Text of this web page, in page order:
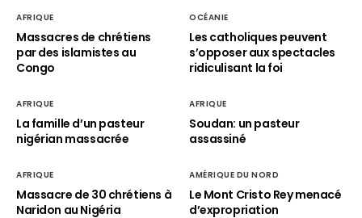
AFRIQUE
Massacres de chrétiens
par des islamistes au
Congo
OCÉANIE
Les catholiques peuvent
s’opposer aux spectacles
ridiculisant la foi
AFRIQUE
La famille d’un pasteur
nigérian massacrée
AFRIQUE
Soudan: un pasteur
assassiné
AFRIQUE
Massacre de 30 chrétiens à
Naridon au Nigéria
AMÉRIQUE DU NORD
Le Mont Cristo Rey menacé
d’expropriation